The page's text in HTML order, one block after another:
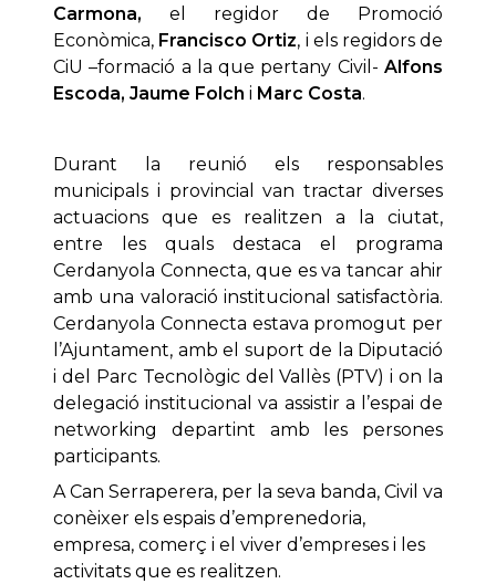
Carmona, el regidor de Promoció
Econòmica, Francisco Ortiz, i els regidors de
CiU –formació a la que pertany Civil- Alfons
Escoda, Jaume Folch i Marc Costa.
Durant la reunió els responsables
municipals i provincial van tractar diverses
actuacions que es realitzen a la ciutat,
entre les quals destaca el programa
Cerdanyola Connecta, que es va tancar ahir
amb una valoració institucional satisfactòria.
Cerdanyola Connecta estava promogut per
l’Ajuntament, amb el suport de la Diputació
i del Parc Tecnològic del Vallès (PTV) i on la
delegació institucional va assistir a l’espai de
networking departint amb les persones
participants.
A Can Serraperera, per la seva banda, Civil va
conèixer els espais d’emprenedoria,
empresa, comerç i el viver d’empreses i les
activitats que es realitzen.